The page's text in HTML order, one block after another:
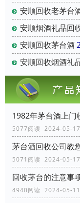
安顺回收老茅台
安顺烟酒礼品回
安顺回收茅台酒
安顺回收烟酒礼
1982年茅台酒上门
5077阅读 2024-05-
茅台酒回收公司教
5071阅读 2024-05-
回收茅台的注意事
4940阅读 2024-05-